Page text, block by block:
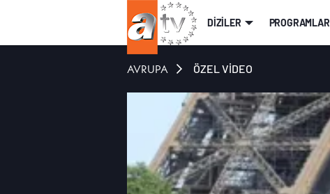
DİZİLER PROGRAMLAR
AVRUPA ÖZEL VİDEO